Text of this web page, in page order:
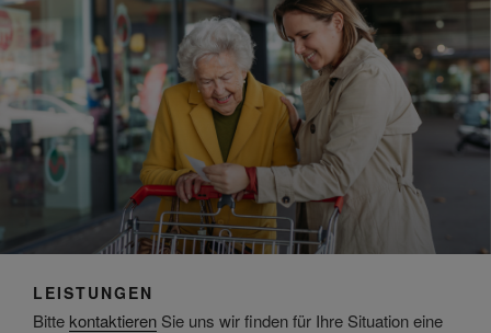
LEISTUNGEN
Bitte kontaktieren Sie uns wir finden für Ihre Situation eine